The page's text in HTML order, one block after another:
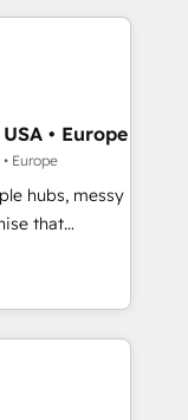
NetSuite,
Wix,
operations and
- Custom
lead
across
scale, and
• Europe
Europe
hubs, messy
to work...
team
Pipedrive,
for